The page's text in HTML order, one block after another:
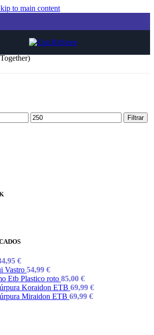
to main content
Escarlata y Púrpura
Precio
máximo
Filtrar
€
Vastro 54,99 €
Etb Plastico roto 85,00 €
Koraidon ETB 69,99 €
Miraidon ETB 69,99 €